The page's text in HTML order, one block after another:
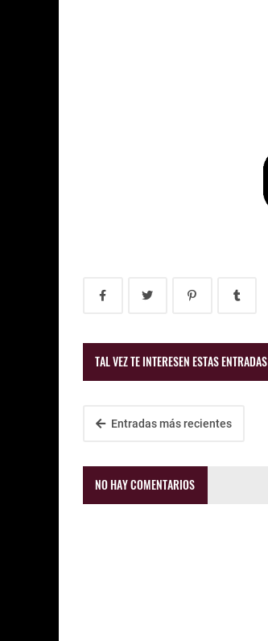
TAL VEZ TE INTERESEN ESTAS ENTRADAS
Entradas más recientes
NO HAY COMENTARIOS